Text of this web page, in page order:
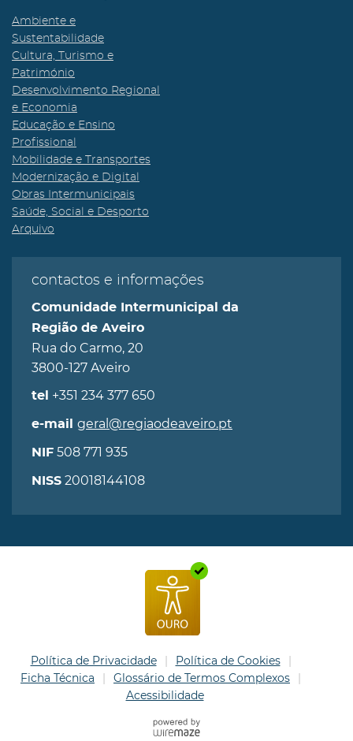
Ambiente e
Sustentabilidade
Cultura, Turismo e
Património
Desenvolvimento Regional
e Economia
Educação e Ensino
Profissional
Mobilidade e Transportes
Modernização e Digital
Obras Intermunicipais
Saúde, Social e Desporto
Arquivo
contactos e informações
Comunidade Intermunicipal da
Região de Aveiro
Rua do Carmo, 20
3800-127 Aveiro
tel +351 234 377 650
e-mail geral@regiaodeaveiro.pt
NIF 508 771 935
NISS 20018144108
Política de Privacidade
Política de Cookies
Ficha Técnica
Glossário de Termos Complexos
Acessibilidade